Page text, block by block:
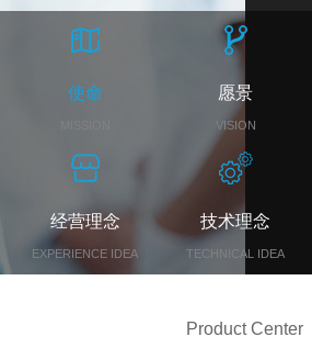
使命 愿景
VISION
经营理念
EXPERIENCE IDEA
技术理念
TECHNICAL IDEA
Product Center